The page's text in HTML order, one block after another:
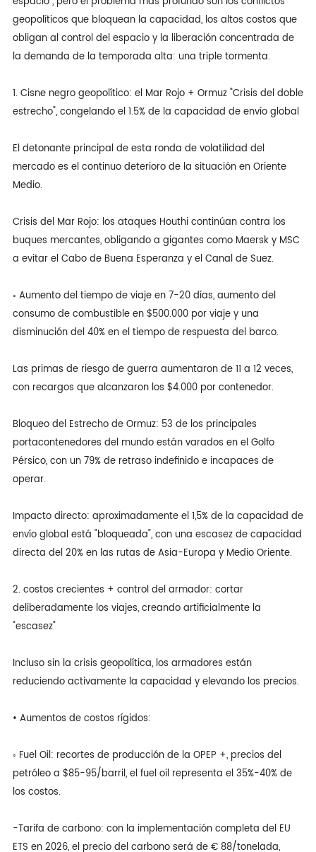
geopolíticos que bloquean la capacidad, los altos costos que
obligan al control del espacio y la liberación concentrada de
la demanda de la temporada alta: una triple tormenta.
1. Cisne negro geopolítico: el Mar Rojo + Ormuz "Crisis del doble
estrecho", congelando el 1.5% de la capacidad de envío global
El detonante principal de esta ronda de volatilidad del
mercado es el continuo deterioro de la situación en Oriente
Medio.
Crisis del Mar Rojo: los ataques Houthi continúan contra los
buques mercantes, obligando a gigantes como Maersk y MSC
a evitar el Cabo de Buena Esperanza y el Canal de Suez.
◦ Aumento del tiempo de viaje en 7-20 días, aumento del
consumo de combustible en $500.000 por viaje y una
disminución del 40% en el tiempo de respuesta del barco.
Las primas de riesgo de guerra aumentaron de 11 a 12 veces,
con recargos que alcanzaron los $4.000 por contenedor.
Bloqueo del Estrecho de Ormuz: 53 de los principales
portacontenedores del mundo están varados en el Golfo
Pérsico, con un 79% de retraso indefinido e incapaces de
operar.
Impacto directo: aproximadamente el 1,5% de la capacidad de
envío global está "bloqueada", con una escasez de capacidad
directa del 20% en las rutas de Asia-Europa y Medio Oriente.
2. costos crecientes + control del armador: cortar
deliberadamente los viajes, creando artificialmente la
"escasez"
Incluso sin la crisis geopolítica, los armadores están
reduciendo activamente la capacidad y elevando los precios.
• Aumentos de costos rígidos:
◦ Fuel Oil: recortes de producción de la OPEP +, precios del
petróleo a $85-95/barril, el fuel oil representa el 35%-40% de
los costos.
-Tarifa de carbono: con la implementación completa del EU
ETS en 2026, el precio del carbono será de € 88/tonelada,